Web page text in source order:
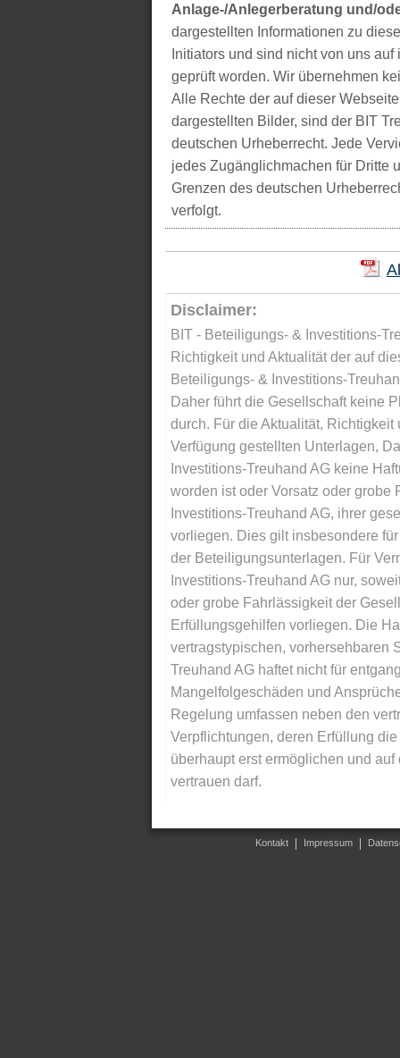
Anlage-/Anlegerberatung und/
dargestellten Informationen zu
Initiators und sind nicht von uns
geprüft worden. Wir übernehmen
Alle Rechte der auf dieser
dargestellten Bilder, sind der BIT
deutschen Urheberrecht. Jede
jedes Zugänglichmachen für Dritte
Grenzen des deutschen
verfolgt.
Disclaimer:
BIT - Beteiligungs- & Investitions-
Richtigkeit und Aktualität der auf
Beteiligungs- & Investitions-
Daher führt die Gesellschaft keine
durch. Für die Aktualität,
Verfügung gestellten Unterlagen,
Investitions-Treuhand AG keine
worden ist oder Vorsatz oder
Investitions-Treuhand AG, ihrer
vorliegen. Dies gilt insbesondere
der Beteiligungsunterlagen. Für
Investitions-Treuhand AG nur,
oder grobe Fahrlässigkeit der
Erfüllungsgehilfen vorliegen. Die
vertragstypischen, vorhersehbaren
Treuhand AG haftet nicht für
Mangelfolgeschäden und
Regelung umfassen neben den
Verpflichtungen, deren Erfüllung
überhaupt erst ermöglichen und
vertrauen darf.
Kontakt Impressum